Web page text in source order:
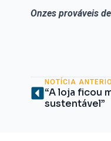
Onzes prováveis
NOTÍCIA
“A loja ficou
sustentável”